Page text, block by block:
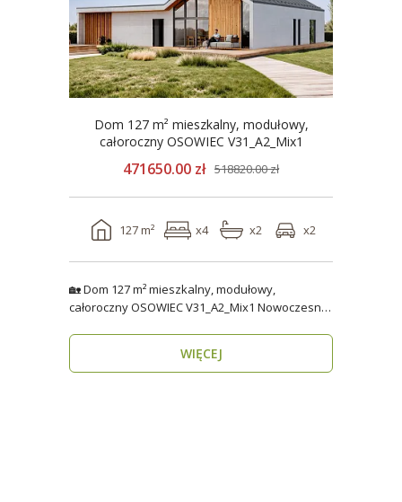
Dom 127 m² mieszkalny, modułowy,
całoroczny OSOWIEC V31_A2_Mix1
471650.00 zł 518820.00 zł
127 m² x4 x2 x2
🏡 Dom 127 m² mieszkalny, modułowy,
całoroczny OSOWIEC V31_A2_Mix1 Nowoczesny,
WIĘCEJ